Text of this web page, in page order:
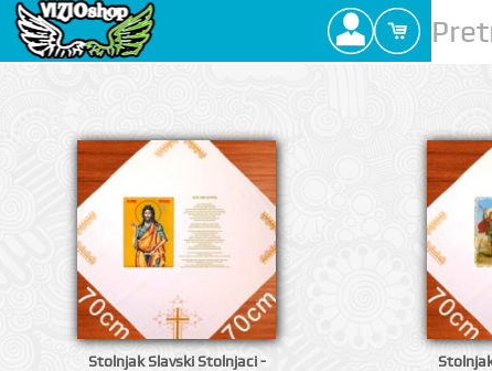
Stolnjak Slavski Stolnjaci -